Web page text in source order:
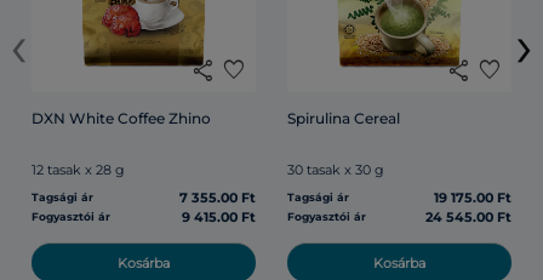
share favorite
DXN White Coffee Zhino
12 tasak x 28 g
Tagsági ár 7 355.00 Ft
Fogyasztói ár 9 415.00 Ft
Kosárba
share favorite
Spirulina Cereal
30 tasak x 30 g
Tagsági ár 19 175.00 Ft
Fogyasztói ár 24 545.00 Ft
Kosárba
‹ ›